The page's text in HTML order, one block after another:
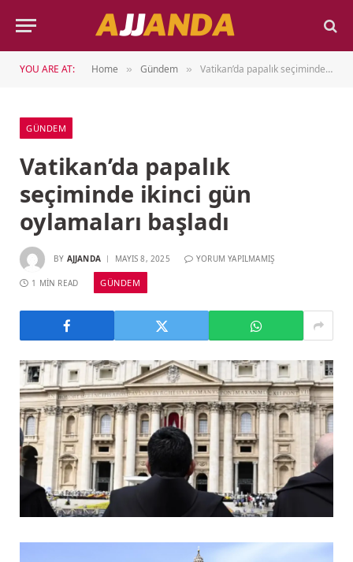
YOU ARE AT: Home » Gündem » Vatikan’da papalık seçiminde ikinci gün oylamaları başladı
GÜNDEM
Vatikan’da papalık
seçiminde ikinci gün
oylamaları başladı
BY AJJANDA MAYIS 8, 2025 YORUM YAPILMAMIŞ
1 MIN READ GÜNDEM